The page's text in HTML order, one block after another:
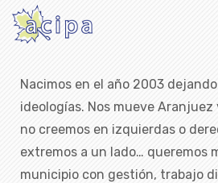
Nacimos en el año 2003
ideologías. Nos mueve
no creemos en izquierdas o
extremos a un lado… queremos
municipio con gestión, trabajo